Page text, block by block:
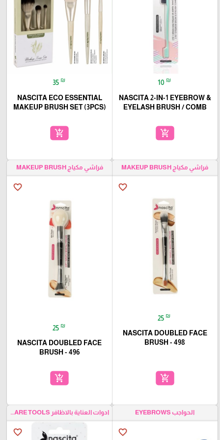
10 ₪
NASCITA 2-IN-1 EYEBROW &
EYELASH BRUSH / COMB
add_shopping_cart
35 ₪
NASCITA ECO ESSENTIAL
MAKEUP BRUSH SET (3PCS)
add_shopping_cart
فراشي مكياج MAKEUP BRUSH
favorite_border
25 ₪
NASCITA DOUBLED FACE
BRUSH - 498
add_shopping_cart
فراشي مكياج MAKEUP BRUSH
favorite_border
25 ₪
NASCITA DOUBLED FACE
BRUSH - 496
add_shopping_cart
الحواجب EYEBROWS
favorite_border
ادوات العناية بالاظافر NAILS CARE TOOLS
favorite_border